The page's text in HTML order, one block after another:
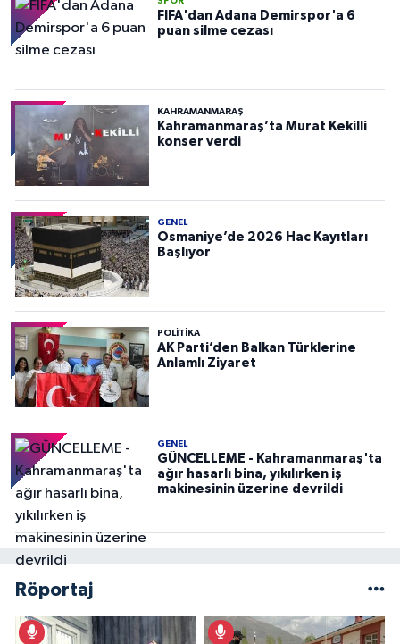
FIFA'dan Adana Demirspor'a 6
puan silme cezası
KAHRAMANMARAŞ
Kahramanmaraş’ta Murat Kekilli
konser verdi
GENEL
Osmaniye’de 2026 Hac Kayıtları
Başlıyor
POLITIKA
AK Parti’den Balkan Türklerine
Anlamlı Ziyaret
GENEL
GÜNCELLEME - Kahramanmaraş'ta
ağır hasarlı bina, yıkılırken iş
makinesinin üzerine devrildi
Röportaj